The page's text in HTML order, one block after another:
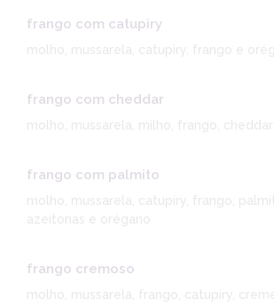
frango com catupiry
molho, mussarela, catupiry, frango e
frango com cheddar
molho, mussarela, milho, frango, cheddar
frango com palmito
molho, mussarela, catupiry, frango,
frango cremoso
molho, mussarela, frango, catupiry,